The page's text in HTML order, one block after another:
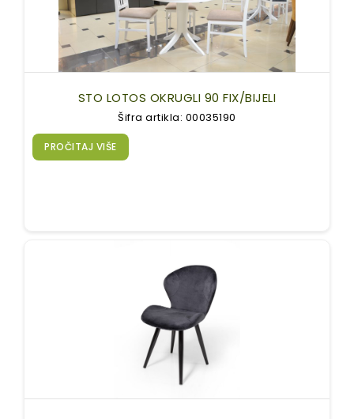
STO LOTOS OKRUGLI 90 FIX/BIJELI
Šifra artikla: 00035190
PROČITAJ VIŠE